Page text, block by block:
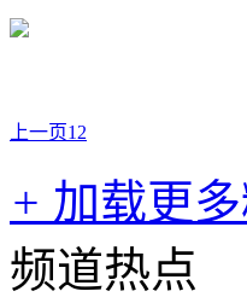
上一页1 2
+ 加载更
频道热点